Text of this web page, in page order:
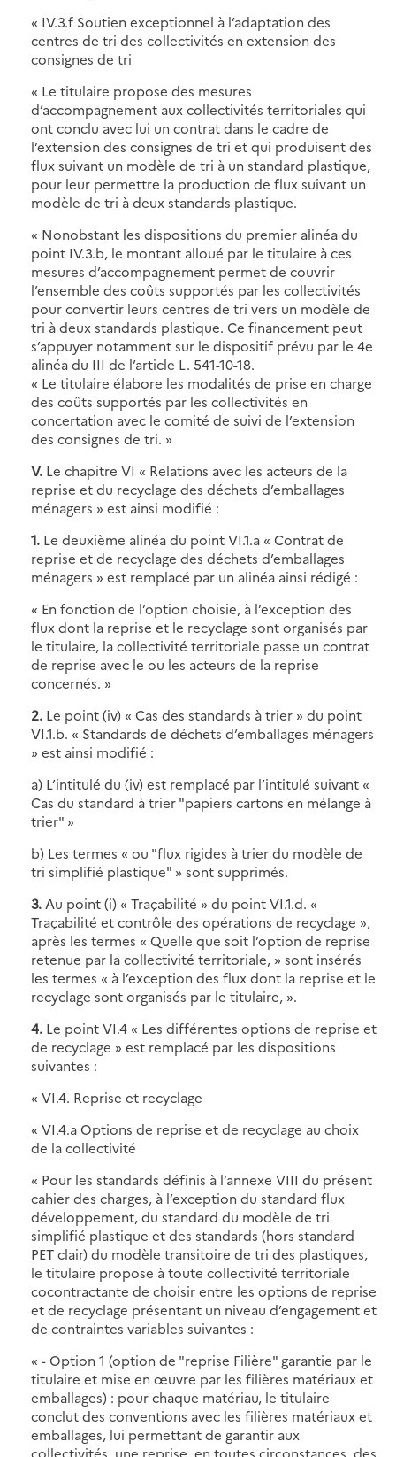
« IV.3.f Soutien exceptionnel à l’adaptation des
centres de tri des collectivités en extension des
consignes de tri
« Le titulaire propose des mesures
d’accompagnement aux collectivités territoriales qui
ont conclu avec lui un contrat dans le cadre de
l’extension des consignes de tri et qui produisent des
flux suivant un modèle de tri à un standard plastique,
pour leur permettre la production de flux suivant un
modèle de tri à deux standards plastique.
« Nonobstant les dispositions du premier alinéa du
point IV.3.b, le montant alloué par le titulaire à ces
mesures d’accompagnement permet de couvrir
l’ensemble des coûts supportés par les collectivités
pour convertir leurs centres de tri vers un modèle de
tri à deux standards plastique. Ce financement peut
s’appuyer notamment sur le dispositif prévu par le 4e
alinéa du III de l’article L. 541-10-18.
« Le titulaire élabore les modalités de prise en charge
des coûts supportés par les collectivités en
concertation avec le comité de suivi de l’extension
des consignes de tri. »
V. Le chapitre VI « Relations avec les acteurs de la
reprise et du recyclage des déchets d’emballages
ménagers » est ainsi modifié :
1. Le deuxième alinéa du point VI.1.a « Contrat de
reprise et de recyclage des déchets d’emballages
ménagers » est remplacé par un alinéa ainsi rédigé :
« En fonction de l’option choisie, à l’exception des
flux dont la reprise et le recyclage sont organisés par
le titulaire, la collectivité territoriale passe un contrat
de reprise avec le ou les acteurs de la reprise
concernés. »
2. Le point (iv) « Cas des standards à trier » du point
VI.1.b. « Standards de déchets d’emballages ménagers
» est ainsi modifié :
a) L’intitulé du (iv) est remplacé par l’intitulé suivant «
Cas du standard à trier "papiers cartons en mélange à
trier" »
b) Les termes « ou "flux rigides à trier du modèle de
tri simplifié plastique" » sont supprimés.
3. Au point (i) « Traçabilité » du point VI.1.d. «
Traçabilité et contrôle des opérations de recyclage »,
après les termes « Quelle que soit l’option de reprise
retenue par la collectivité territoriale, » sont insérés
les termes « à l’exception des flux dont la reprise et le
recyclage sont organisés par le titulaire, ».
4. Le point VI.4 « Les différentes options de reprise et
de recyclage » est remplacé par les dispositions
suivantes :
« VI.4. Reprise et recyclage
« VI.4.a Options de reprise et de recyclage au choix
de la collectivité
« Pour les standards définis à l’annexe VIII du présent
cahier des charges, à l’exception du standard flux
développement, du standard du modèle de tri
simplifié plastique et des standards (hors standard
PET clair) du modèle transitoire de tri des plastiques,
le titulaire propose à toute collectivité territoriale
cocontractante de choisir entre les options de reprise
et de recyclage présentant un niveau d’engagement et
de contraintes variables suivantes :
« - Option 1 (option de "reprise Filière" garantie par le
titulaire et mise en œuvre par les filières matériaux et
emballages) : pour chaque matériau, le titulaire
conclut des conventions avec les filières matériaux et
emballages, lui permettant de garantir aux
collectivités, une reprise, en toutes circonstances, des